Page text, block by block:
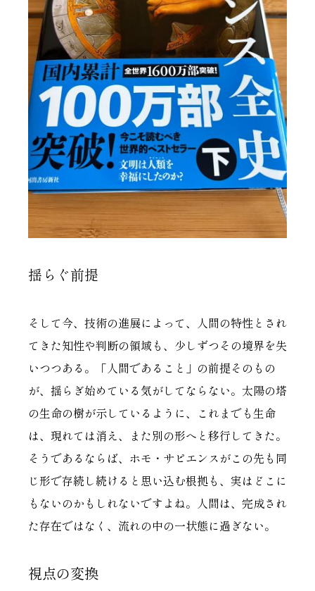
揺らぐ前提
そして今、技術の進展によって、人間の特性とされ
てきた知性や判断の領域も、少しずつその境界を失
いつつある。「人間であること」の前提そのもの
が、揺らぎ始めている気がしてならない。太陽の塔
の生命の樹が示しているように、これまでも生命
は、現れては消え、また別の形へと移行してきた。
そうであるならば、ホモ・サピエンスがこの先も同
じ形で存続し続けると思い込む根拠も、実はどこに
もないのかもしれないですよね。人間は、完成され
た存在ではなく、流れの中の一状態に過ぎない。
視点の変換